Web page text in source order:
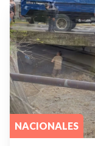
NACIONALES